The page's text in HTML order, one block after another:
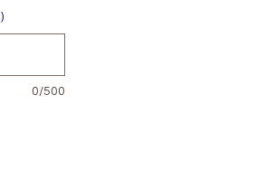
0/500